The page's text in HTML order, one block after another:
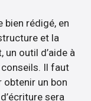
rédigé, en
et la
un outil d’aide à
Il faut
un bon
sera